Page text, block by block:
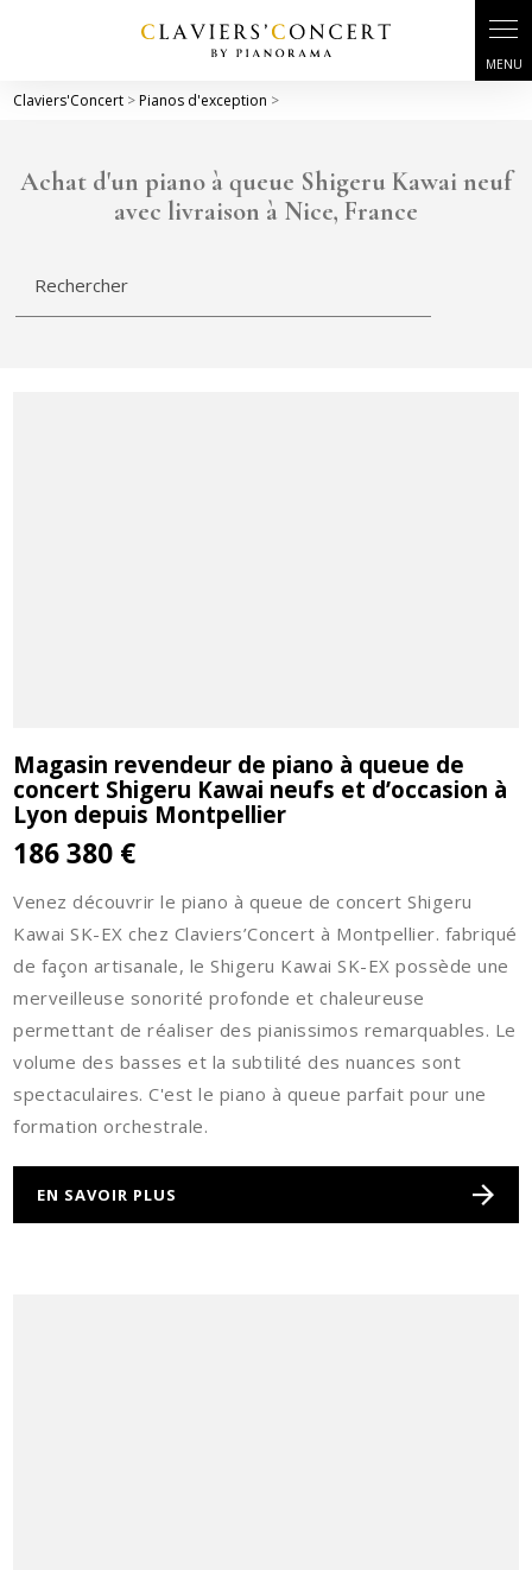
Claviers'Concert >Pianos d'exception >
Achat d'un piano à queue Shigeru Kawai neuf
avec livraison à Nice, France
Rechercher
Magasin revendeur de piano à queue de
concert Shigeru Kawai neufs et d’occasion à
Lyon depuis Montpellier
186 380 €
Venez découvrir le piano à queue de concert Shigeru
Kawai SK-EX chez Claviers’Concert à Montpellier. fabriqué
de façon artisanale, le Shigeru Kawai SK-EX possède une
merveilleuse sonorité profonde et chaleureuse
permettant de réaliser des pianissimos remarquables. Le
volume des basses et la subtilité des nuances sont
spectaculaires. C'est le piano à queue parfait pour une
formation orchestrale.
EN SAVOIR PLUS